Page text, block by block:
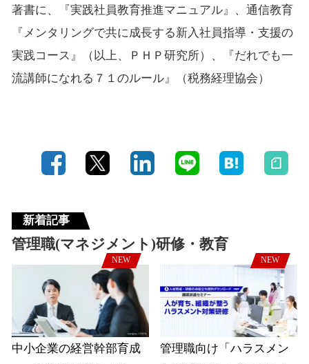
著書に、『実践社員教育推進マニュアル』、通信教育
『メンタリングで共に成長する新入社員指導・支援の
実践コース』（以上、ＰＨＰ研究所）、『だれでも一
流講師になれる７１のルール』（税務経理協会）
新着記事
管理職(マネジメント)研修・教育
NEW
中小企業の経営幹部育成
NEW
管理職向け「ハラスメン